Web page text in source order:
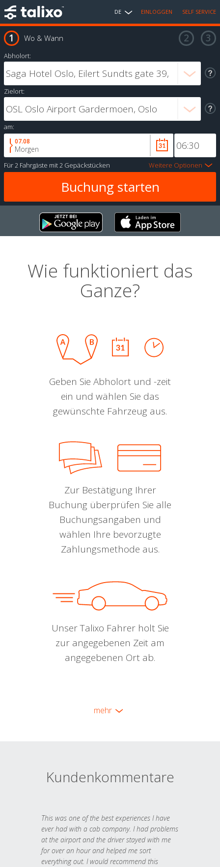
DE EINLOGGEN SELF SERVICE
Wo & Wann
Abholort:
Zielort:
am:
07.08
Morgen
Für2 Fahrgäste mit2 Gepäckstücken Weitere Optionen
Wie funktioniert das
Ganze?
Geben Sie Abholort und -zeit
ein und wählen Sie das
gewünschte Fahrzeug aus.
Zur Bestätigung Ihrer
Buchung überprüfen Sie alle
Buchungsangaben und
wählen Ihre bevorzugte
Zahlungsmethode aus.
Unser Talixo Fahrer holt Sie
zur angegebenen Zeit am
angegebenen Ort ab.
mehr
Kundenkommentare
This was one of the best experiences I have
ever had with a cab company. I had problems
at the airport and the driver stayed with me
for over an hour and helped me sort
everything out. I would recommend this